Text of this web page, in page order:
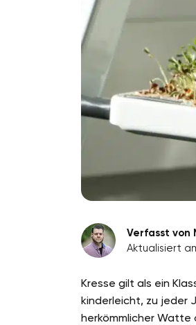
Verfasst von
Aktualisiert
Kresse gilt als ein
kinderleicht, zu jeder
herkömmlicher Watte